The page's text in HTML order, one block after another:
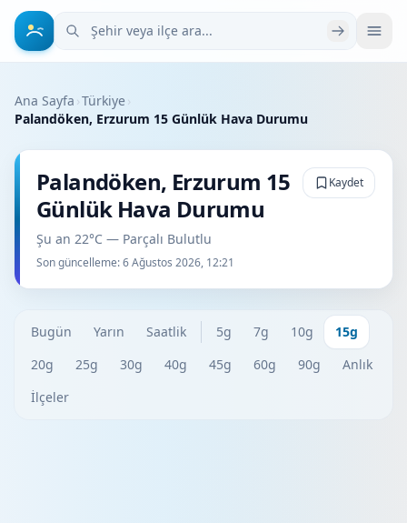
Şehir veya ilçe ara
Ana Sayfa ›Türkiye›
Palandöken, Erzurum 15 Günlük Hava Durumu
Palandöken, Erzurum 15
Günlük Hava Durumu
Şu an 22°C — Parçalı Bulutlu
Son güncelleme:6 Ağustos 2026, 12:21
Kaydet
Bugün Yarın Saatlik 5g 7g 10g
15g
20g
25g 30g 40g 45g 60g 90g
Anlık
İlçeler